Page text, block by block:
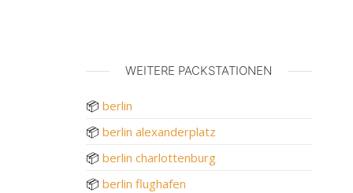
WEITERE PACKSTATIONEN
📦 berlin
📦 berlin alexanderplatz
📦 berlin charlottenburg
📦 berlin flughafen